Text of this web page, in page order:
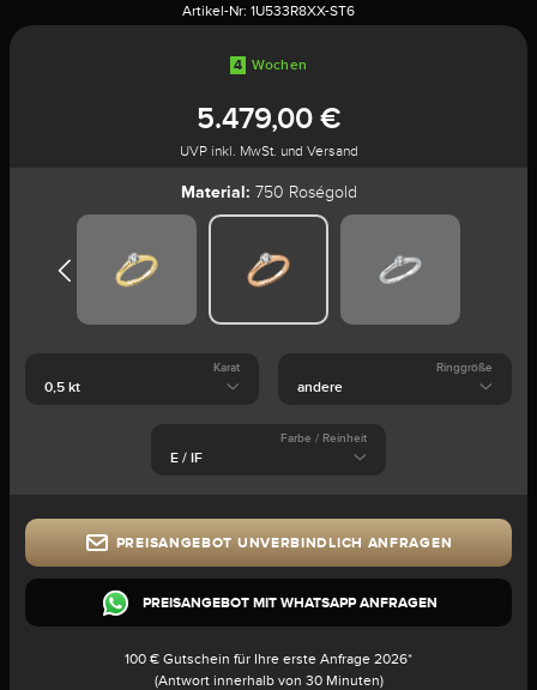
Artikel-Nr: 1U533R8XX-ST6
4 Wochen
5.479,00 €
UVP inkl. MwSt. und Versand
Material: 750 Roségold
Karat Ringgröße
Farbe / Reinheit
PREISANGEBOT UNVERBINDLICH ANFRAGEN
PREISANGEBOT MIT WHATSAPP ANFRAGEN
100 € Gutschein für Ihre erste Anfrage 2026*
(Antwort innerhalb von 30 Minuten)